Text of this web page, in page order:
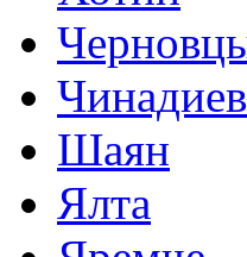
Шаян
Ялта